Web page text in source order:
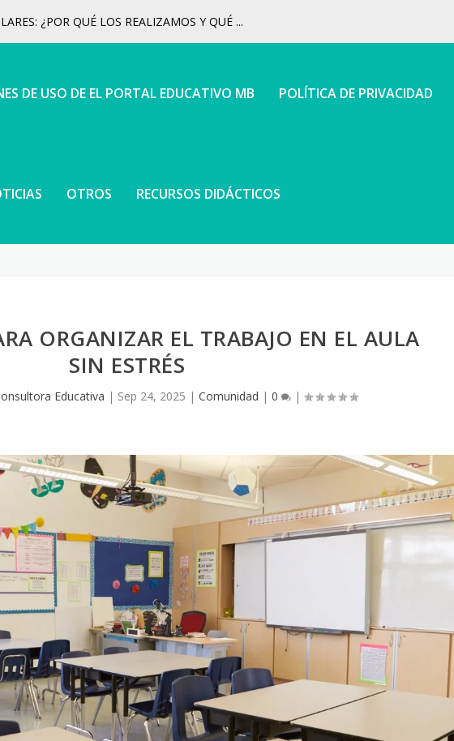
¿POR QUÉ LOS REALIZAMOS Y QUÉ ...
DE USO DE EL PORTAL EDUCATIVO MB POLÍTICA DE PRIVACIDAD
OTROS RECURSOS DIDÁCTICOS
ORGANIZAR EL TRABAJO EN EL AULA
SIN ESTRÉS
Educativa | Sep 24, 2025 |Comunidad |0 |